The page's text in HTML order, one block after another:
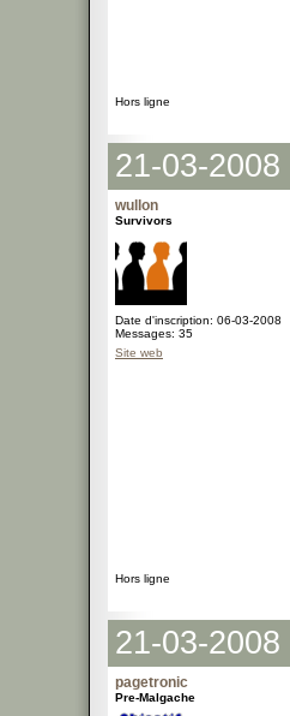
Hors ligne
21-03-
wullon
Survivors
Date d'inscription: 06-03-2008
Messages: 35
Site web
Hors ligne
21-03-
pagetronic
Pre-Malgache